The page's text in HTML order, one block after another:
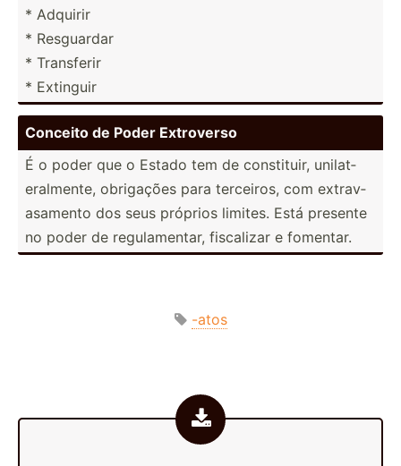
* Adquirir
* Resguardar
* Transferir
* Extinguir
Conceito de Poder Extroverso
É o poder que o Estado tem de consti­tuir, unilat­
era­lmente, obrigações para terceiros, com extrav­
asa­mento dos seus próprios limites. Está presente
no poder de regula­mentar, fiscalizar e fomentar.
-atos